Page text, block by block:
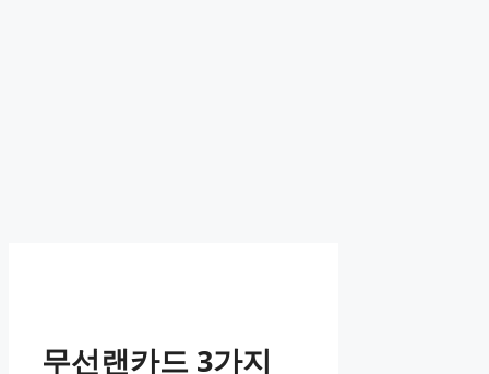
무선랜카드 3가지